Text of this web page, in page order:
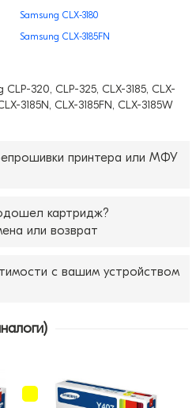
Samsung CLX-3180
Samsung CLX-3185FN
320, CLP-325, CLX-3185, CLX-
3185N, CLX-3185FN, CLX-3185W
принтера или МФУ
картридж?
или возврат
с вашим устройством